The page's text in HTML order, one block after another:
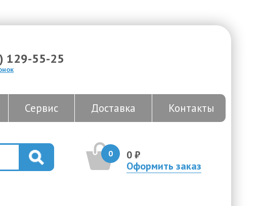
129-55-25
Сервис Доставка Контакты
0
0 ₽
Оформить заказ